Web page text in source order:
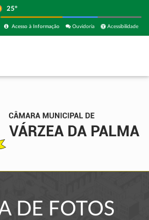
25º
Acessibilidade
Ouvidoria
Acesso à Informação
DE FOTOS